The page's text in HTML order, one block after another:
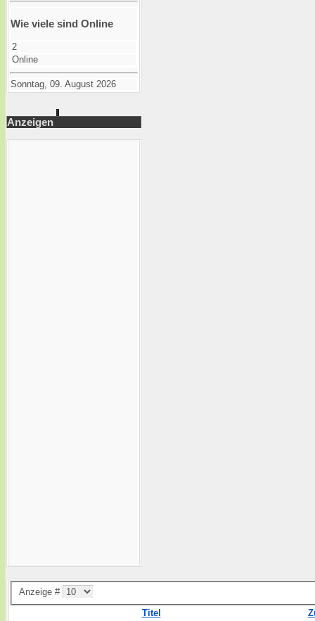
Wie viele sind Online
2
Online
Sonntag, 09. August 2026
Anzeigen
Anzeige #
Titel